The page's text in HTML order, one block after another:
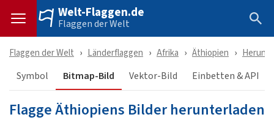
Welt-Flaggen.de
Flaggen der Welt
Flaggen der Welt Länderflaggen Afrika Äthiopien
Symbol Bitmap-Bild Vektor-Bild Einbetten & API
Flagge Äthiopiens Bilder herunterladen